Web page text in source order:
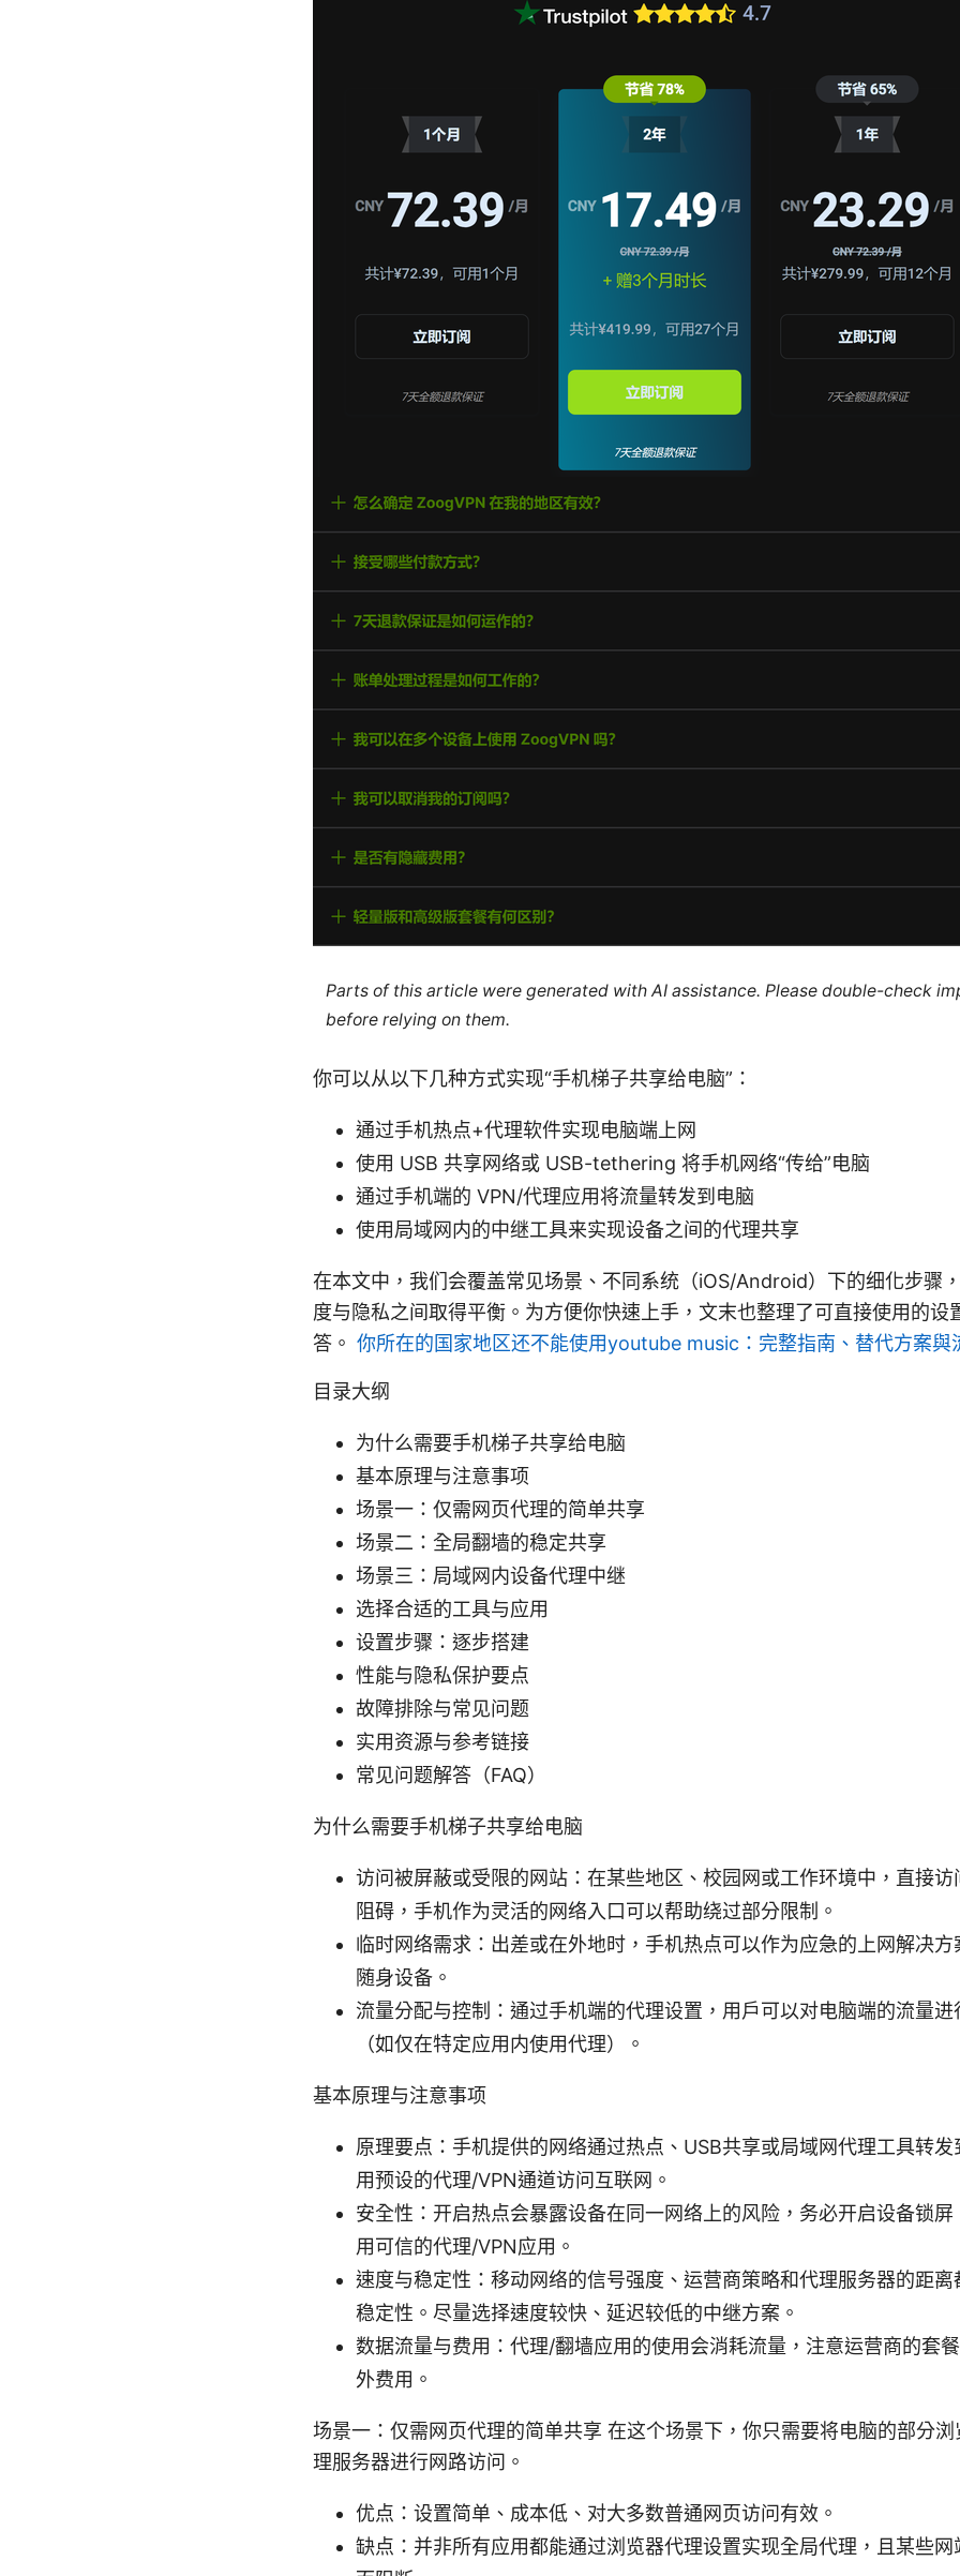
Parts of this article were generated with AI assistance. Please double-check
before relying on them.
你可以从以下几种方式实现“手机梯子共享给电脑”：
通过手机热点+代理软件实现电脑端上网
使用 USB 共享网络或 USB-tethering 将手机网络“传给”电脑
通过手机端的 VPN/代理应用将流量转发到电脑
使用局域网内的中继工具来实现设备之间的代理共享
在本文中，我们会覆盖常见场景、不同系统（iOS/Android）下的细化步骤
度与隐私之间取得平衡。为方便你快速上手，文末也整理了可直接使用的设
答。 你所在的国家地区还不能使用youtube music：完整指南、替代方案與
目录大纲
为什么需要手机梯子共享给电脑
基本原理与注意事项
场景一：仅需网页代理的简单共享
场景二：全局翻墙的稳定共享
场景三：局域网内设备代理中继
选择合适的工具与应用
设置步骤：逐步搭建
性能与隐私保护要点
故障排除与常见问题
实用资源与参考链接
常见问题解答（FAQ）
为什么需要手机梯子共享给电脑
访问被屏蔽或受限的网站：在某些地区、校园网或工作环境中，直接访
阻碍，手机作为灵活的网络入口可以帮助绕过部分限制。
临时网络需求：出差或在外地时，手机热点可以作为应急的上网解决
随身设备。
流量分配与控制：通过手机端的代理设置，用户可以对电脑端的流量进
（如仅在特定应用内使用代理）。
基本原理与注意事项
原理要点：手机提供的网络通过热点、USB共享或局域网代理工具转
用预设的代理/VPN通道访问互联网。
安全性：开启热点会暴露设备在同一网络上的风险，务必开启设备锁
用可信的代理/VPN应用。
速度与稳定性：移动网络的信号强度、运营商策略和代理服务器的距离
稳定性。尽量选择速度较快、延迟较低的中继方案。
数据流量与费用：代理/翻墙应用的使用会消耗流量，注意运营商的套
外费用。
场景一：仅需网页代理的简单共享 在这个场景下，你只需要将电脑的部分
理服务器进行网路访问。
优点：设置简单、成本低、对大多数普通网页访问有效。
缺点：并非所有应用都能通过浏览器代理设置实现全局代理，且某些